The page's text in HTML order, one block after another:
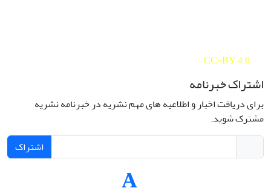
CC-BY 4.0
اشتراک خبرنامه
برای دریافت اخبار و اطلاعیه های مهم نشریه در خبرنامه نشریه
مشترک شوید.
اشتراک